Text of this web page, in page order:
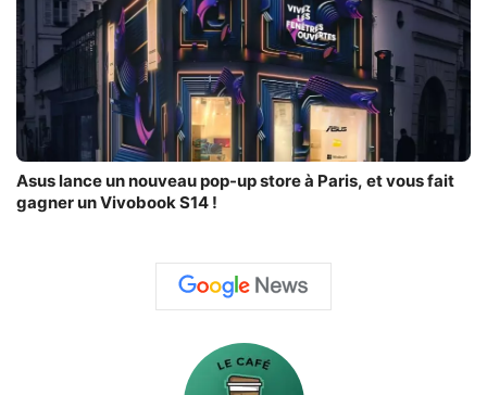
Asus lance un nouveau pop-up store à Paris, et vous fait
gagner un Vivobook S14 !